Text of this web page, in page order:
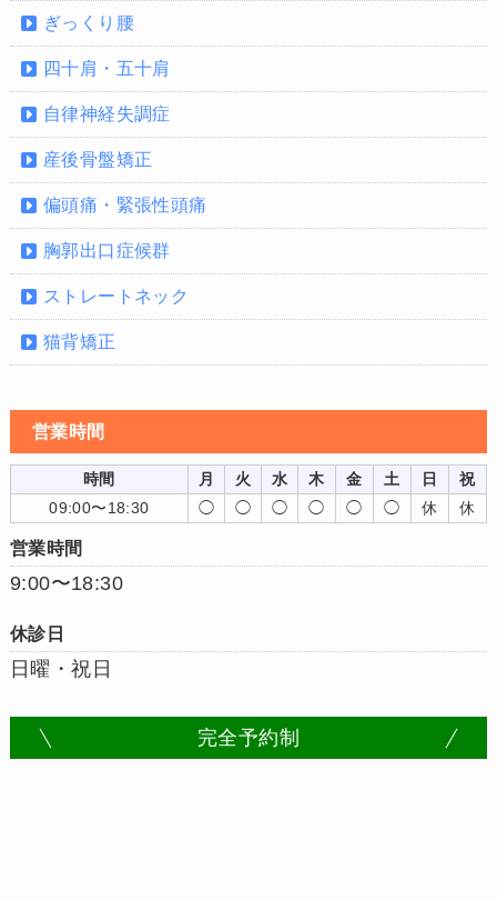
ぎっくり腰
四十肩・五十肩
自律神経失調症
産後骨盤矯正
偏頭痛・緊張性頭痛
胸郭出口症候群
ストレートネック
猫背矯正
営業時間
時間 月 火 水 木 金 土 日
祝
09:00〜18:30
◯ ◯ ◯ ◯ ◯ ◯ 休 休
営業時間
9:00〜18:30
休診日
日曜・祝日
完全予約制